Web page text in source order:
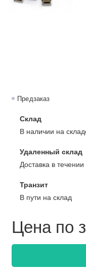
Предзаказ
Склад
В наличии на
Удаленный склад
Доставка в
Транзит
В пути на склад
Цена по